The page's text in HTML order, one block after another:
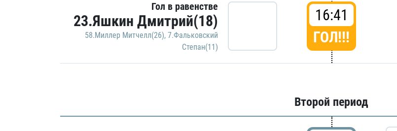
Гол в равенстве
23.Яшкин Дмитрий(18)
58.Миллер Митчелл(26), 7.Фальковский
Степан(11)
16:41
ГОЛ!!!
Второй период